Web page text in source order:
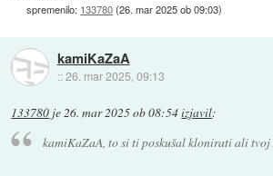
spremenilo: 133780(26. mar 2025 ob 09:03)
kamiKaZaA
::26. mar 2025, 09:13
133780 je26. mar 2025 ob 08:54izjavil:
kamiKaZaA, to si ti poskušal klonirati ali tvoj